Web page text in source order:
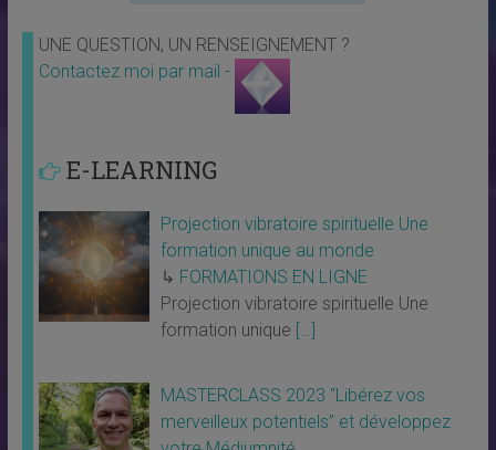
UNE QUESTION, UN RENSEIGNEMENT ?
Contactez moi par mail -
E-LEARNING
Projection vibratoire spirituelle Une
formation unique au monde
↳ FORMATIONS EN LIGNE
Projection vibratoire spirituelle Une
formation unique […]
MASTERCLASS 2023 “Libérez vos
merveilleux potentiels” et développez